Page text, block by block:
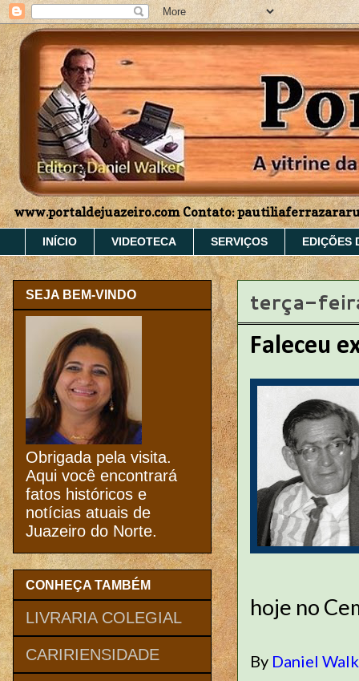
www.portaldejuazeiro.com Contato:
INÍCIO VIDEOTECA SERVIÇOS EDIÇÕES
terça-
Faleceu
hoje no
By Daniel
SEJA BEM-VINDO
Obrigada pela visita.
Aqui você encontrará
fatos históricos e
notícias atuais de
Juazeiro do Norte.
CONHEÇA TAMBÉM
LIVRARIA COLEGIAL
CARIRIENSIDADE